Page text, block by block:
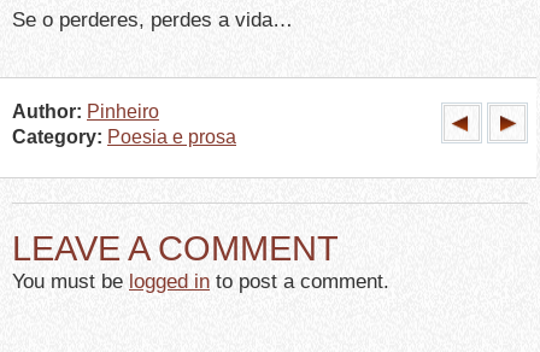
Se o perderes, perdes a vida…
Author: Pinheiro
Category: Poesia e prosa
LEAVE A COMMENT
You must be logged in to post a comment.